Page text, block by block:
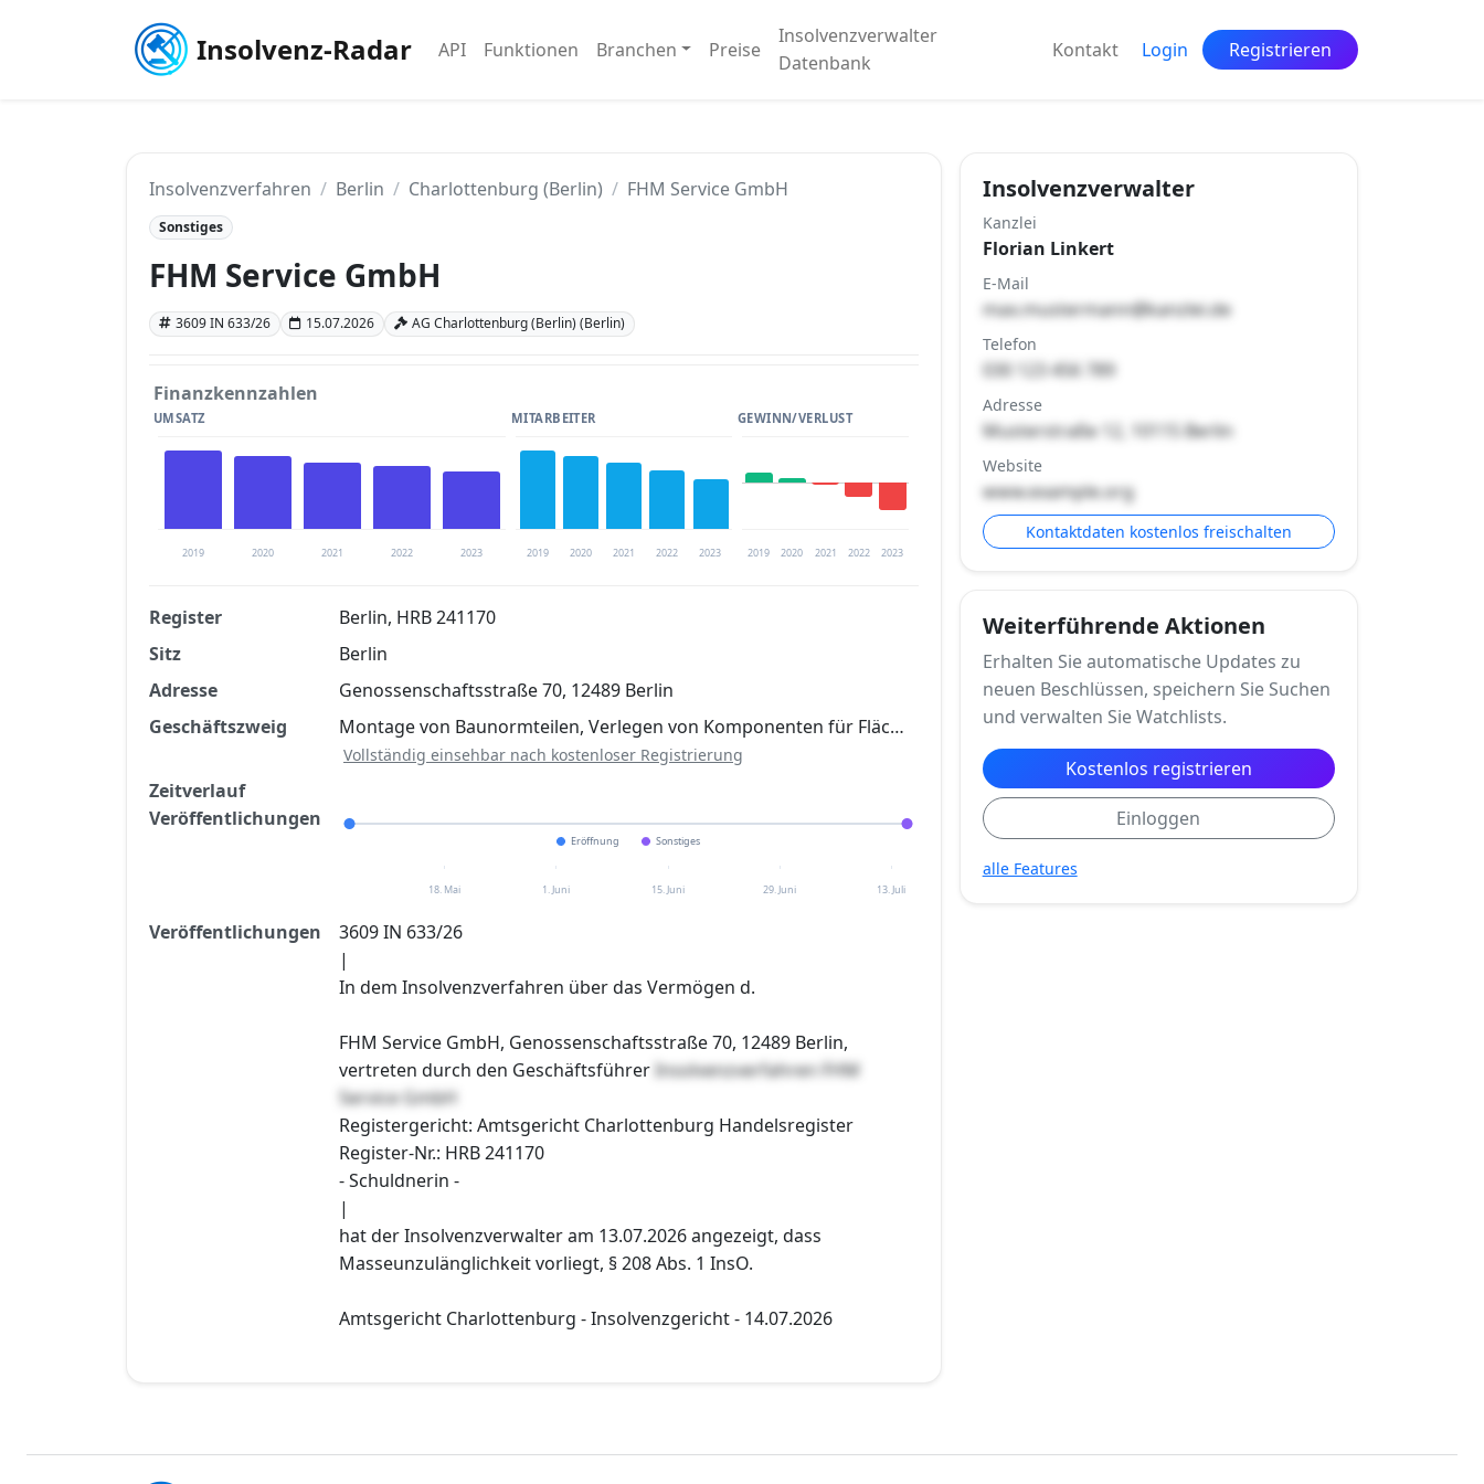
Insolvenz-Radar API Funktionen Branchen Preise
Insolvenzverwalter
Datenbank
Kontakt Login Registrieren
Insolvenzverfahren Berlin Charlottenburg (Berlin) FHM Service GmbH
Sonstiges
FHM Service GmbH
3609 IN 633/26 15.07.2026 AG Charlottenburg (Berlin) (Berlin)
Finanzkennzahlen
UMSATZ
2019 2020 2021 2022 2023
MITARBEITER
2019 2020 2021 2022 2023
GEWINN/VERLUST
2019 2020 2021 2022 2023
Finanzkennzahlen nach kostenloser Registrierung verfügbar
Jetzt kostenlos registrieren
Register
Berlin, HRB 241170
Sitz
Berlin
Adresse
Genossenschaftsstraße 70, 12489 Berlin
Geschäftszweig
Montage von Baunormteilen, Verlegen von Komponenten für Fläc…
Vollständig einsehbar nach kostenloser Registrierung
Zeitverlauf
Veröffentlichungen
Eröffnung Sonstiges
18. Mai 1. Juni 15. Juni 29. Juni 13. Juli
Veröffentlichungen
3609 IN 633/26
|
In dem Insolvenzverfahren über das Vermögen d.
FHM Service GmbH, Genossenschaftsstraße 70, 12489 Berlin,
vertreten durch den Geschäftsführer Insolvenzverfahren FHM
Service GmbH
Registergericht: Amtsgericht Charlottenburg Handelsregister
Register-Nr.: HRB 241170
- Schuldnerin -
|
hat der Insolvenzverwalter am 13.07.2026 angezeigt, dass
Masseunzulänglichkeit vorliegt, § 208 Abs. 1 InsO.
Amtsgericht Charlottenburg - Insolvenzgericht - 14.07.2026
Insolvenzverwalter
Kanzlei
Florian Linkert
E-Mail
max.mustermann@kanzlei.de
Telefon
030 123 456 789
Adresse
Musterstraße 12, 10115 Berlin
Website
www.example.org
Kontaktdaten kostenlos freischalten
Weiterführende Aktionen
Erhalten Sie automatische Updates zu
neuen Beschlüssen, speichern Sie Suchen
und verwalten Sie Watchlists.
Kostenlos registrieren
Einloggen
alle Features